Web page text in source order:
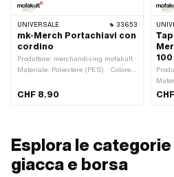
UNIVERSALE 33653
mk-Merch Portachiavi con
cordino
Produttore: merchandising mofakult ·
Materiale: Poliestere (PES) · Colore:
Diametro: 8 mm · Tipo di chiusura:
CHF 8.90
Esplora le categorie
giacca e borsa